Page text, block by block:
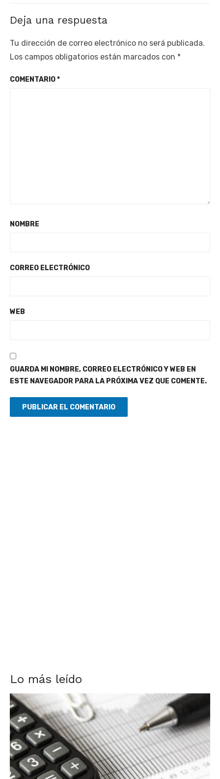
Deja una respuesta
Tu dirección de correo electrónico no será publicada.
Los campos obligatorios están marcados con *
COMENTARIO*
NOMBRE
CORREO ELECTRÓNICO
WEB
GUARDA MI NOMBRE, CORREO ELECTRÓNICO Y WEB EN
ESTE NAVEGADOR PARA LA PRÓXIMA VEZ QUE COMENTE.
Lo más leído